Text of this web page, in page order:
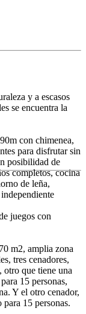
y a escasos
se encuentra la
con chimenea,
para disfrutar sin
posibilidad de
completos, cocina
de leña,
juegos con
m2, amplia zona
tres cenadores,
otro que tiene una
15 personas,
Y el otro cenador,
15 personas.